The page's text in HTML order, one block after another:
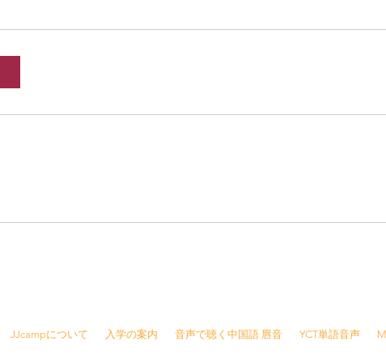
JJcampについて 入学の案内 音声で聴く中国語 唇音 YCT単語音声